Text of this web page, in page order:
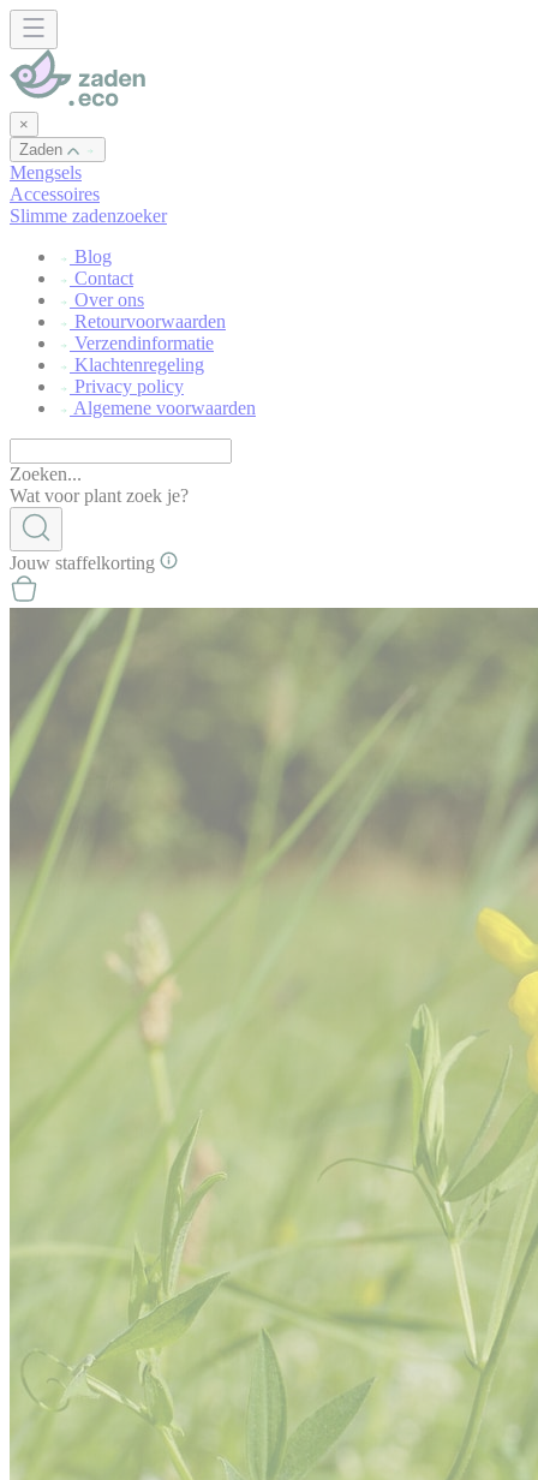
×
Zaden
Mengsels
Accessoires
Slimme zadenzoeker
Blog
Contact
Over ons
Retourvoorwaarden
Verzendinformatie
Klachtenregeling
Privacy policy
Algemene voorwaarden
Zoeken...
Wat voor plant zoek je?
Jouw staffelkorting
Cookies beheer paneel